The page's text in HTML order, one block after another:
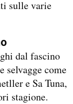
sulle varie
dal fascino
selvagge come
e Sa Tuna,
stagione.